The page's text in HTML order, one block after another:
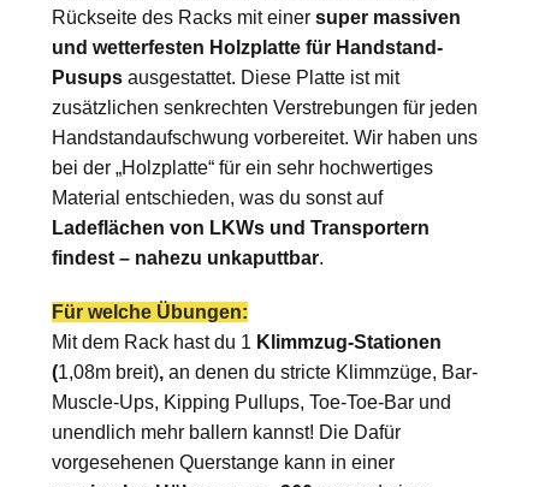
Rückseite des Racks mit einer super massiven
und wetterfesten Holzplatte für Handstand-
Pusupsausgestattet. Diese Platte ist mit
zusätzlichen senkrechten Verstrebungen für jeden
Handstandaufschwung vorbereitet. Wir haben uns
bei der „Holzplatte“ für ein sehr hochwertiges
Material entschieden, was du sonst auf
Ladeflächen von LKWs und Transportern
findest – nahezu unkaputtbar.
Für welche Übungen:
Mit dem Rack hast du 1 Klimmzug-Stationen
(1,08m breit),an denen du stricte Klimmzüge, Bar-
Muscle-Ups, Kipping Pullups, Toe-Toe-Bar und
unendlich mehr ballern kannst! Die Dafür
vorgesehenen Querstange kann in einer